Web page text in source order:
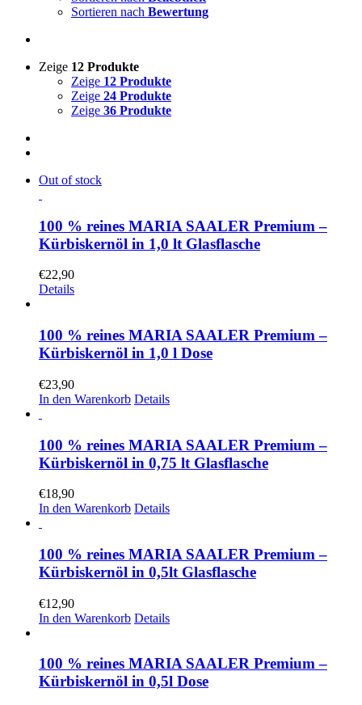
Sortieren nach Bewertung
Zeige 12 Produkte
Zeige 12 Produkte
Zeige 24 Produkte
Zeige 36 Produkte
Out of stock
100 % reines MARIA SAALER Premium –
Kürbiskernöl in 1,0 lt Glasflasche
€22,90
Details
100 % reines MARIA SAALER Premium –
Kürbiskernöl in 1,0 l Dose
€23,90
In den Warenkorb Details
100 % reines MARIA SAALER Premium –
Kürbiskernöl in 0,75 lt Glasflasche
€18,90
In den Warenkorb Details
100 % reines MARIA SAALER Premium –
Kürbiskernöl in 0,5lt Glasflasche
€12,90
In den Warenkorb Details
100 % reines MARIA SAALER Premium –
Kürbiskernöl in 0,5l Dose